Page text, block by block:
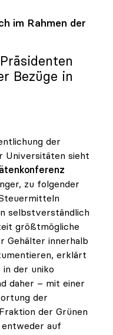
im Rahmen der
Bezüge in
der
Universitäten sieht
zu folgender
selbstverständlich
größtmögliche
Gehälter innerhalb
erklärt
in der uniko
daher – mit einer
der
der Grünen
entweder auf